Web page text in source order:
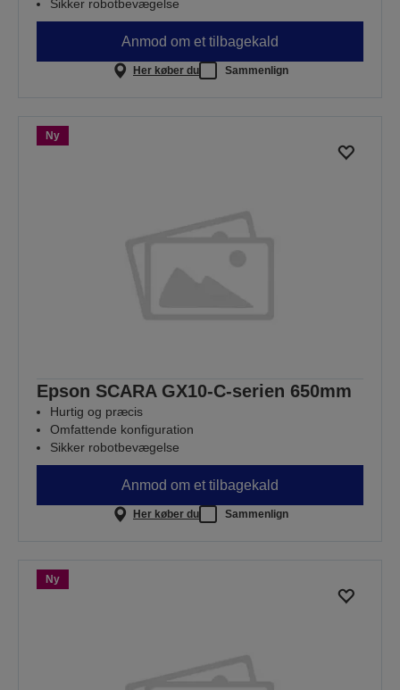
Sikker robotbevægelse
Anmod om et tilbagekald
Her køber du Sammenlign
Ny
Epson SCARA GX10-C-serien 650mm
Hurtig og præcis
Omfattende konfiguration
Sikker robotbevægelse
Anmod om et tilbagekald
Her køber du Sammenlign
Ny